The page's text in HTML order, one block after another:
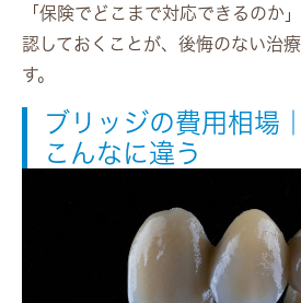
「保険でどこまで対応できるのか
認しておくことが、後悔のない治
す。
ブリッジの費用相場
こんなに違う